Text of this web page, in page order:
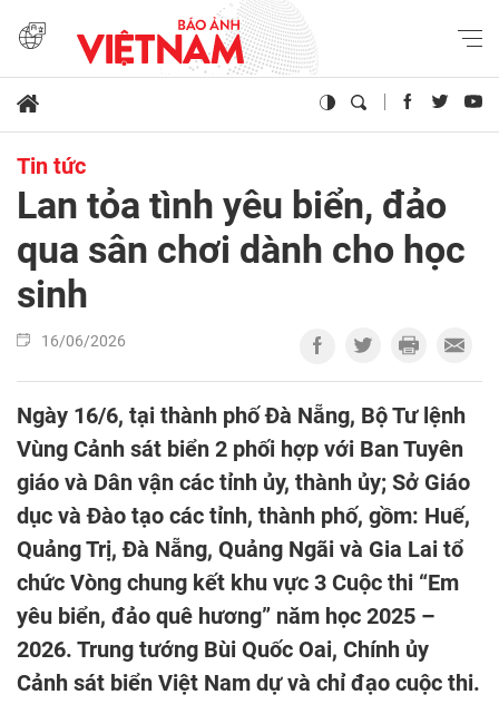
Tin tức
Lan tỏa tình yêu biển, đảo
qua sân chơi dành cho học
sinh
16/06/2026
Ngày 16/6, tại thành phố Đà Nẵng, Bộ Tư lệnh
Vùng Cảnh sát biển 2 phối hợp với Ban Tuyên
giáo và Dân vận các tỉnh ủy, thành ủy; Sở Giáo
dục và Đào tạo các tỉnh, thành phố, gồm: Huế,
Quảng Trị, Đà Nẵng, Quảng Ngãi và Gia Lai tổ
chức Vòng chung kết khu vực 3 Cuộc thi “Em
yêu biển, đảo quê hương” năm học 2025 –
2026. Trung tướng Bùi Quốc Oai, Chính ủy
Cảnh sát biển Việt Nam dự và chỉ đạo cuộc thi.